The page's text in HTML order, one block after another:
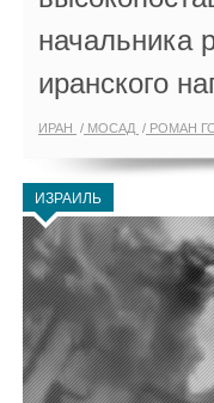
начальника
иранского
ИРАН МОСАД РОМАН
ИЗРАИЛЬ